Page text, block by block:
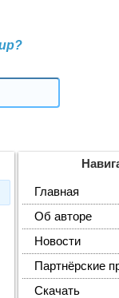
Главная
Об авторе
Новости
Партнёрские
Скачать